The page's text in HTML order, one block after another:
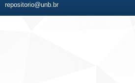
repositorio@unb.br